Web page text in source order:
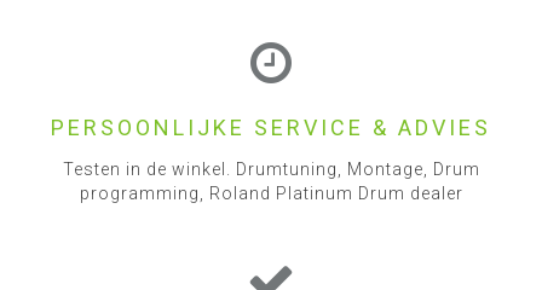
PERSOONLIJKE SERVICE & ADVIES
Testen in de winkel. Drumtuning, Montage, Drum
programming, Roland Platinum Drum dealer